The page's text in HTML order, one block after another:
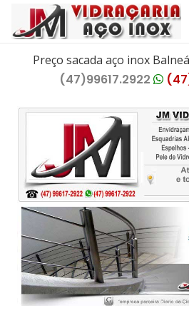
Preço sacada aço inox
(47)99617.2922